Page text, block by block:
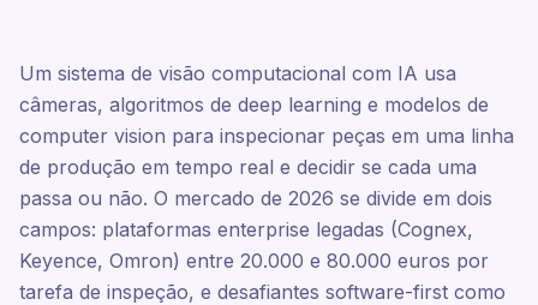
Um sistema de visão computacional com IA usa
câmeras, algoritmos de deep learning e modelos de
computer vision para inspecionar peças em uma linha
de produção em tempo real e decidir se cada uma
passa ou não. O mercado de 2026 se divide em dois
campos: plataformas enterprise legadas (Cognex,
Keyence, Omron) entre 20.000 e 80.000 euros por
tarefa de inspeção, e desafiantes software-first como